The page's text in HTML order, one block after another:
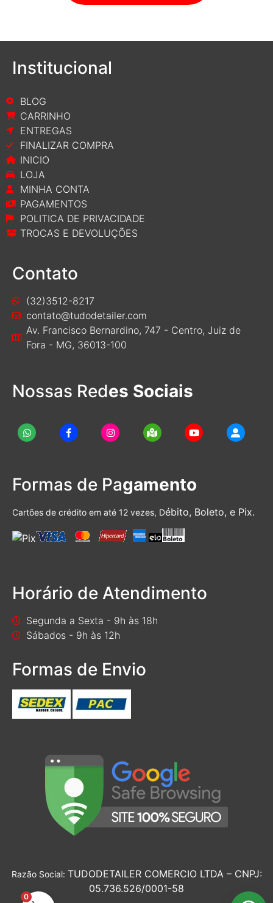
Institucional
BLOG
CARRINHO
ENTREGAS
FINALIZAR COMPRA
INICIO
LOJA
MINHA CONTA
PAGAMENTOS
POLITICA DE PRIVACIDADE
TROCAS E DEVOLUÇÕES
Contato
(32)3512-8217
contato@tudodetailer.com
Av. Francisco Bernardino, 747 - Centro, Juiz de
Fora - MG, 36013-100
Nossas Redes Sociais
Formas de Pagamento
Cartões de crédito em até 12 vezes, Débito, Boleto, e Pix.
Horário de Atendimento
Segunda a Sexta - 9h às 18h
Sábados - 9h às 12h
Formas de Envio
Razão Social: TUDODETAILER COMERCIO LTDA – CNPJ:
05.736.526/0001-58
0